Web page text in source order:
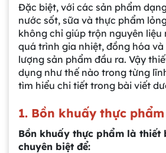
Đặc biệt, với các sản phẩm
nước sốt, sữa và thực phẩm
không chỉ giúp trộn nguyên liệu
quá trình gia nhiệt, đồng hóa
lượng sản phẩm đầu ra. Vậy
dụng như thế nào trong từng
tìm hiểu chi tiết trong bài viết
1. Bồn khuấy thực
Bồn khuấy thực phẩm là thiết
chuyên biệt để: